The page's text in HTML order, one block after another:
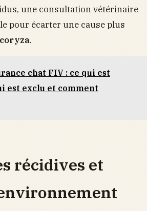
une consultation vétérinaire
pour écarter une cause plus
coryza.
chat FIV : ce qui est
est exclu et comment
récidives et